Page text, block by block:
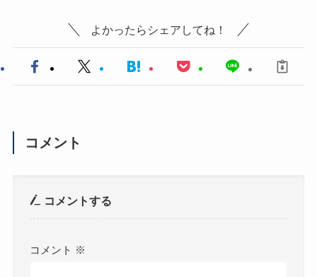
よかったらシェアしてね！
コメント
コメントする
コメント ※